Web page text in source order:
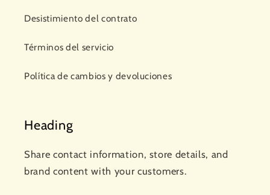
Desistimiento del contrato
Términos del servicio
Política de cambios y devoluciones
Heading
Share contact information, store details, and
brand content with your customers.